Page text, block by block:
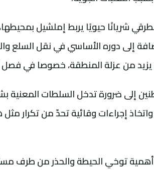
شريانًا حيويًا يربط إملشيل
إلى دوره الأساسي في نقل السلع
من عزلة المنطقة، خصوصا في فصل
إلى ضرورة تدخل السلطات المعنية
إجراءات وقائية تحدّ من تكرار
أهمية توخي الحيطة والحذر من طرف